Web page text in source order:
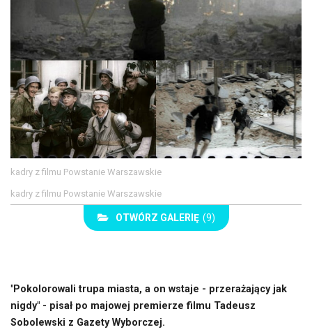
kadry z filmu Powstanie Warszawskie
kadry z filmu Powstanie Warszawskie
OTWÓRZ GALERIĘ (9)
"Pokolorowali trupa miasta, a on wstaje - przerażający jak
nigdy" - pisał po majowej premierze filmu Tadeusz
Sobolewski z Gazety Wyborczej.